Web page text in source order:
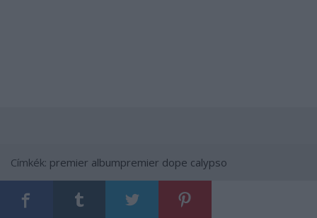
Címkék: premier albumpremier dope calypso